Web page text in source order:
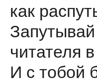
как
читателя
И с тобой